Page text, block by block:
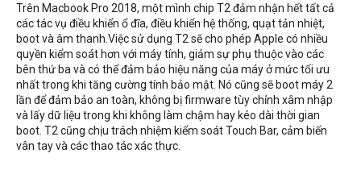
Trên Macbook Pro 2018, một mình chip T2 đảm nhận hết tất cả
các tác vụ điều khiển ổ đĩa, điều khiển hệ thống, quạt tản nhiệt,
boot và âm thanh.Việc sử dụng T2 sẽ cho phép Apple có nhiều
quyền kiểm soát hơn với máy tính, giảm sự phụ thuộc vào các
bên thứ ba và có thể đảm bảo hiệu năng của máy ở mức tối ưu
nhất trong khi tăng cường tính bảo mật. Nó cũng sẽ boot máy 2
lần để đảm bảo an toàn, không bị firmware tùy chỉnh xâm nhập
và lấy dữ liệu trong khi không làm chậm hay kéo dài thời gian
boot. T2 cũng chịu trách nhiệm kiểm soát Touch Bar, cảm biến
vân tay và các thao tác xác thực.